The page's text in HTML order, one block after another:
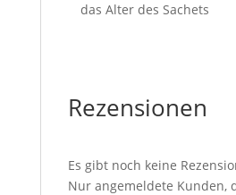
das Alter des Sachets
Rezensionen
Es gibt noch keine
Nur angemeldete Kunden,